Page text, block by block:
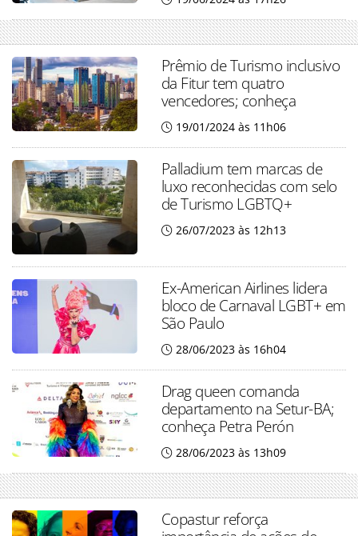
Prêmio de Turismo inclusivo
da Fitur tem quatro
vencedores; conheça
19/01/2024 às 11h06
Palladium tem marcas de
luxo reconhecidas com selo
de Turismo LGBTQ+
26/07/2023 às 12h13
Ex-American Airlines lidera
bloco de Carnaval LGBT+ em
São Paulo
28/06/2023 às 16h04
Drag queen comanda
departamento na Setur-BA;
conheça Petra Perón
28/06/2023 às 13h09
Copastur reforça